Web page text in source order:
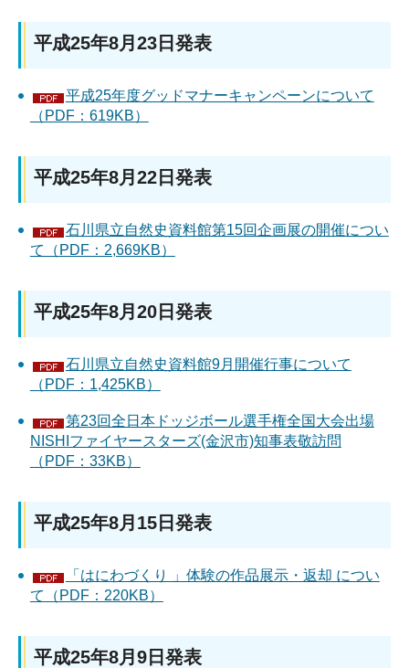
平成25年8月23日発表
平成25年度グッドマナーキャンペーンについて
（PDF：619KB）
平成25年8月22日発表
石川県立自然史資料館第15回企画展の開催につい
て（PDF：2,669KB）
平成25年8月20日発表
石川県立自然史資料館9月開催行事について
（PDF：1,425KB）
第23回全日本ドッジボール選手権全国大会出場
NISHIファイヤースターズ(金沢市)知事表敬訪問
（PDF：33KB）
平成25年8月15日発表
「はにわづくり 」体験の作品展示・返却 につい
て（PDF：220KB）
平成25年8月9日発表